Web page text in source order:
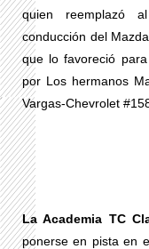
quien reemplazó
conducción del
que lo favoreció
por Los hermanos
Vargas-Chevrolet
La Academia TC
ponerse en pista en